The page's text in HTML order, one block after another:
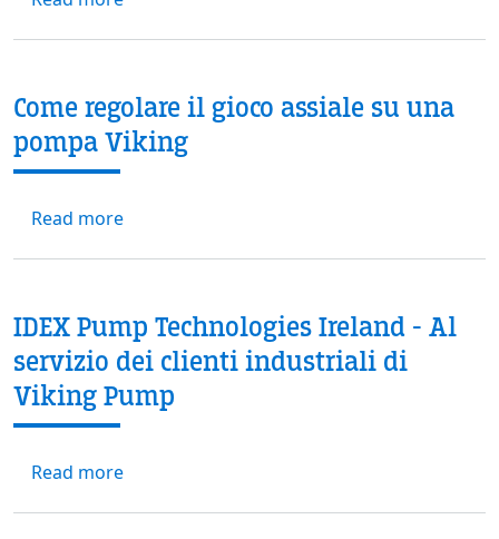
Come regolare il gioco assiale su una
pompa Viking
Read moreabout Come regolare il gioco assiale su una
IDEX Pump Technologies Ireland - Al
servizio dei clienti industriali di
Viking Pump
Read moreabout IDEX Pump Technologies Ireland -